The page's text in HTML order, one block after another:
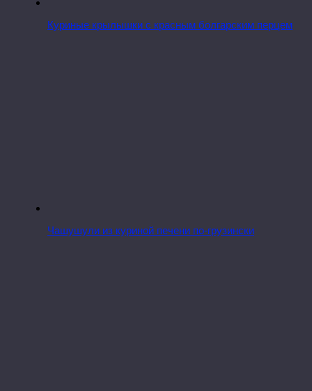
Куриные крылышки с красным болгарским перцем
Чашушули из куриной печени по-грузински